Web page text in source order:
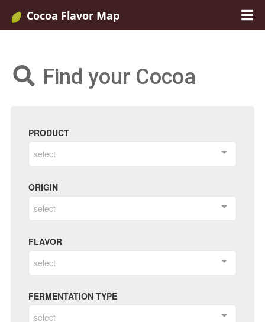
Cocoa Flavor Map
Find your Cocoa
PRODUCT
select
ORIGIN
select
FLAVOR
select
FERMENTATION TYPE
select